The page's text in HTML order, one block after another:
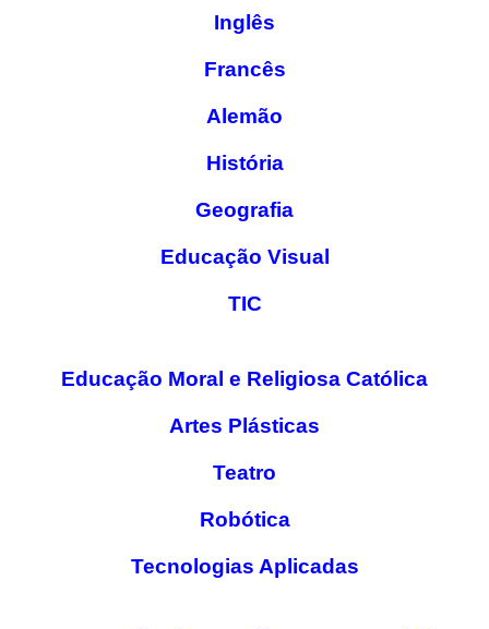
Inglês
Francês
Alemão
História
Geografia
Educação Visual
TIC
Educação Moral e Religiosa Católica
Artes Plásticas
Teatro
Robótica
Tecnologias Aplicadas